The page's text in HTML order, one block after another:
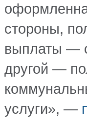
стороны,
выплаты —
другой —
услуги», —